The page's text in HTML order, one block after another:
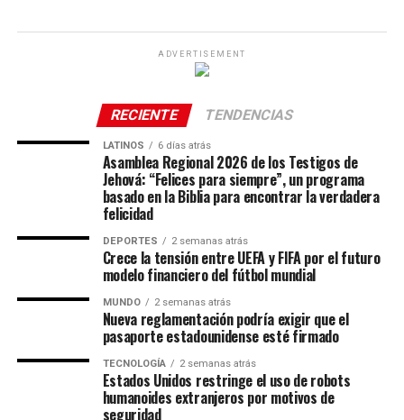
ADVERTISEMENT
RECIENTE TENDENCIAS
LATINOS 6 días atrás
Asamblea Regional 2026 de los Testigos de
Jehová: “Felices para siempre”, un programa
basado en la Biblia para encontrar la verdadera
felicidad
DEPORTES 2 semanas atrás
Crece la tensión entre UEFA y FIFA por el futuro
modelo financiero del fútbol mundial
MUNDO 2 semanas atrás
Nueva reglamentación podría exigir que el
pasaporte estadounidense esté firmado
TECNOLOGÍA 2 semanas atrás
Estados Unidos restringe el uso de robots
humanoides extranjeros por motivos de
seguridad